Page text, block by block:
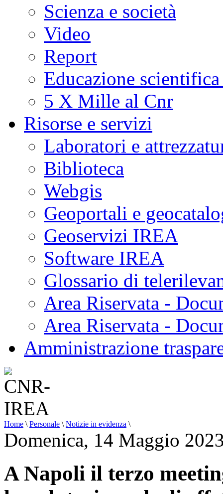
Scienza e società
Video
Report
Educazione
5 X Mille al Cnr
Risorse e servizi
Laboratori e
Biblioteca
Webgis
Geoportali e
Geoservizi IREA
Software IREA
Glossario di
Area Riservata -
Area Riservata -
Amministrazione
Home \ Personale \ Notizie in evidenza \
Domenica, 14 Maggio
A Napoli il terzo